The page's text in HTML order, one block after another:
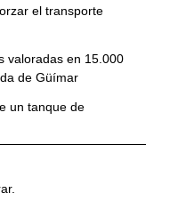
el transporte
valoradas en 15.000
de Güímar
un tanque de